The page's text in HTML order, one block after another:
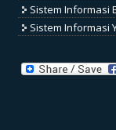
Sistem Informasi
Sistem Informasi